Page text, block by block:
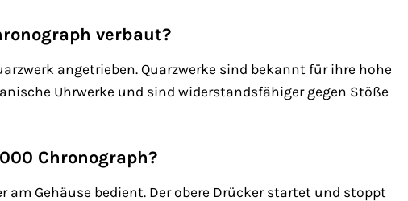
verbaut?
angetrieben. Quarzwerke sind bekannt für ihre hohe
Uhrwerke und sind widerstandsfähiger gegen Stöße
Chronograph?
am Gehäuse bedient. Der obere Drücker startet und stoppt